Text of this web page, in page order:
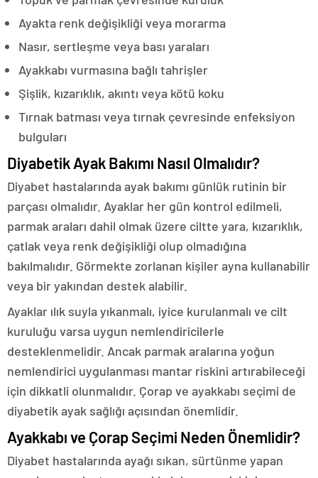
Ayakta renk değişikliği veya morarma
Nasır, sertleşme veya bası yaraları
Ayakkabı vurmasına bağlı tahrişler
Şişlik, kızarıklık, akıntı veya kötü koku
Tırnak batması veya tırnak çevresinde enfeksiyon
bulguları
Diyabetik Ayak Bakımı Nasıl Olmalıdır?
Diyabet hastalarında ayak bakımı günlük rutinin bir
parçası olmalıdır. Ayaklar her gün kontrol edilmeli,
parmak araları dahil olmak üzere ciltte yara, kızarıklık,
çatlak veya renk değişikliği olup olmadığına
bakılmalıdır. Görmekte zorlanan kişiler ayna kullanabilir
veya bir yakından destek alabilir.
Ayaklar ılık suyla yıkanmalı, iyice kurulanmalı ve cilt
kuruluğu varsa uygun nemlendiricilerle
desteklenmelidir. Ancak parmak aralarına yoğun
nemlendirici uygulanması mantar riskini artırabileceği
için dikkatli olunmalıdır. Çorap ve ayakkabı seçimi de
diyabetik ayak sağlığı açısından önemlidir.
Ayakkabı ve Çorap Seçimi Neden Önemlidir?
Diyabet hastalarında ayağı sıkan, sürtünme yapan